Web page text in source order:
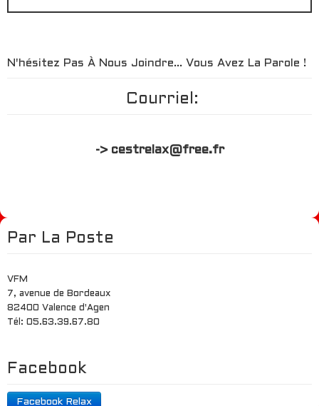
Contact
N'hésitez Pas À Nous Joindre... Vous Avez La Parole !
Courriel:
-> cestrelax@free.fr
Par La Poste
VFM
7, avenue de Bordeaux
82400 Valence d'Agen
Tél: 05.63.39.67.80
Facebook
Facebook Relax